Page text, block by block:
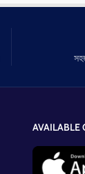
AVAILABLE